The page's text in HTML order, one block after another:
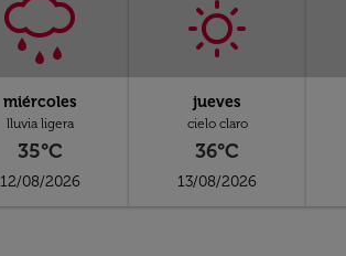
miércoles
lluvia ligera
35°C
12/08/2026
jueves
cielo claro
36°C
13/08/2026